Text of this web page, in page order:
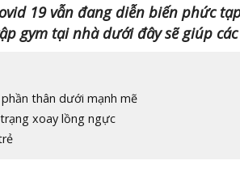
19 vẫn đang diễn biến phức
gym tại nhà dưới đây sẽ giúp
thân dưới mạnh mẽ
xoay lồng ngực